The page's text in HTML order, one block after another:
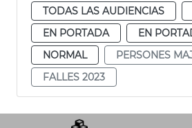
TODAS LAS AUDIENCIAS
EN PORTADA
EN
NORMAL
PERSONES
FALLES 2023